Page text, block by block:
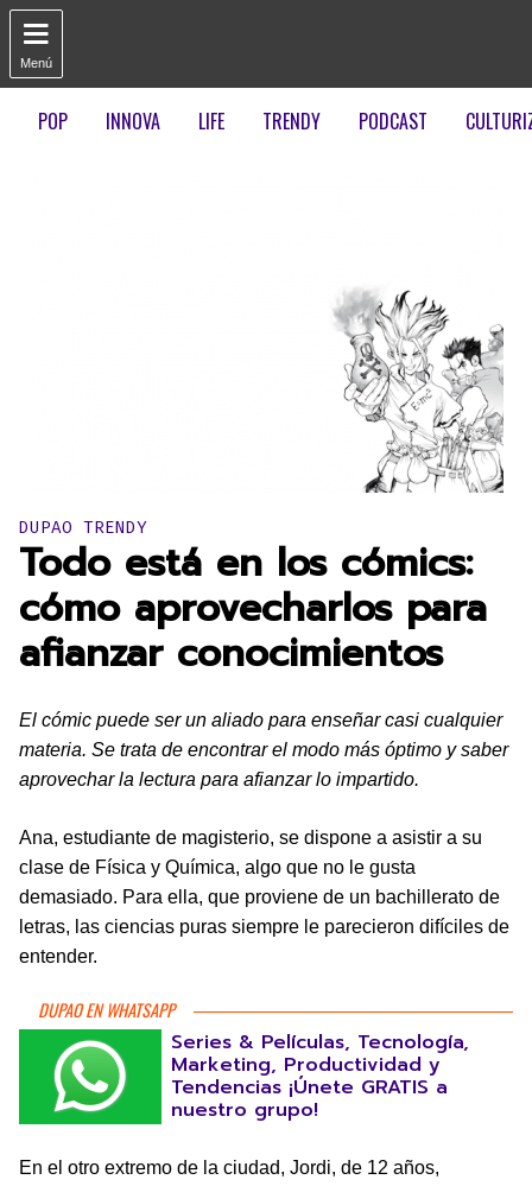

Menú
POP INNOVA LIFE TRENDY PODCAST
Publicado en:
DUPAO TRENDY
Todo está en los cómics:
cómo aprovecharlos para
afianzar conocimientos
El cómic puede ser un aliado para enseñar casi cualquier
materia. Se trata de encontrar el modo más óptimo y saber
aprovechar la lectura para afianzar lo impartido.
Ana, estudiante de magisterio, se dispone a asistir a su
clase de Física y Química, algo que no le gusta
demasiado. Para ella, que proviene de un bachillerato de
letras, las ciencias puras siempre le parecieron difíciles de
entender.
DUPAO EN WHATSAPP
Series & Películas, Tecnología,
Marketing, Productividad y
Tendencias ¡Únete GRATIS a
nuestro grupo!
En el otro extremo de la ciudad, Jordi, de 12 años,